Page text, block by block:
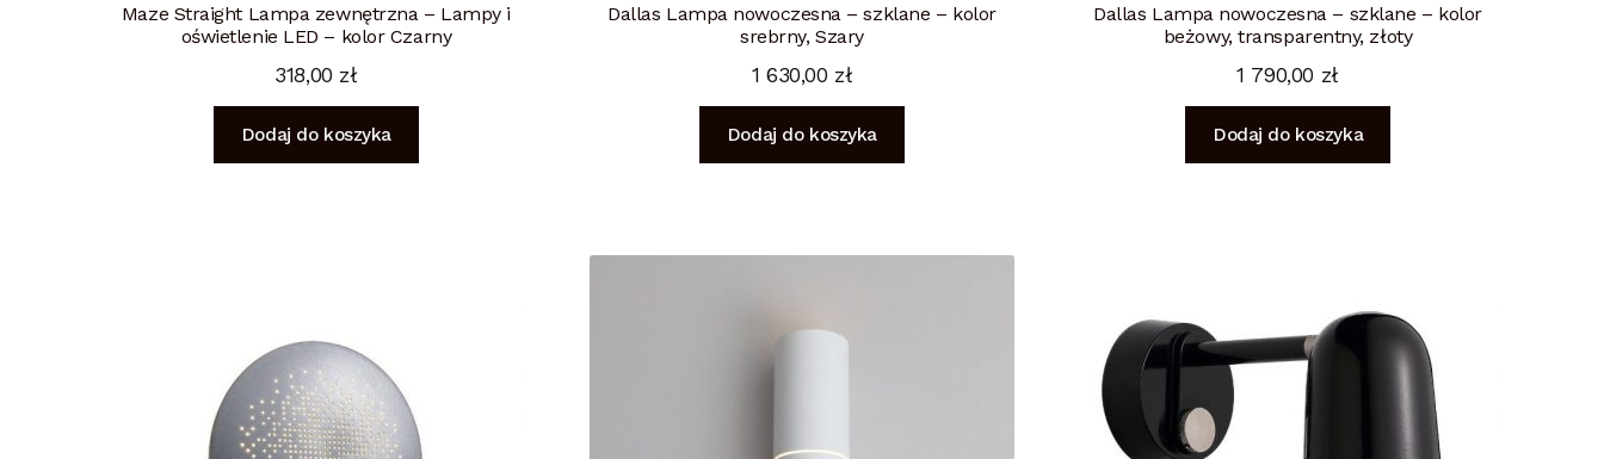
Maze Straight Lampa zewnętrzna – Lampy i
oświetlenie LED – kolor Czarny
318,00 zł
Dodaj do koszyka
Dallas Lampa nowoczesna – szklane – kolor
srebrny, Szary
1 630,00 zł
Dodaj do koszyka
Dallas Lampa nowoczesna – szklane – kolor
beżowy, transparentny, złoty
1 790,00 zł
Dodaj do koszyka